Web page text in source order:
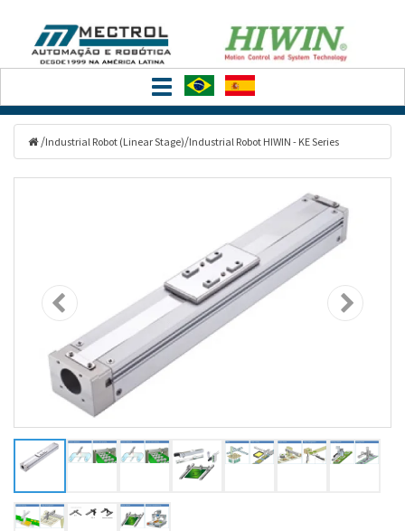
Toggle
navigation
/Industrial Robot (Linear Stage)/Industrial Robot HIWIN - KE Series
Filtrar
Categorias